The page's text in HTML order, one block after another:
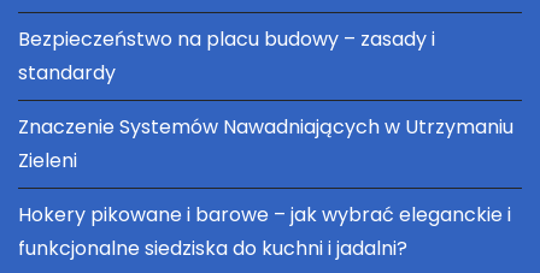
Bezpieczeństwo na placu budowy – zasady i
standardy
Znaczenie Systemów Nawadniających w Utrzymaniu
Zieleni
Hokery pikowane i barowe – jak wybrać eleganckie i
funkcjonalne siedziska do kuchni i jadalni?